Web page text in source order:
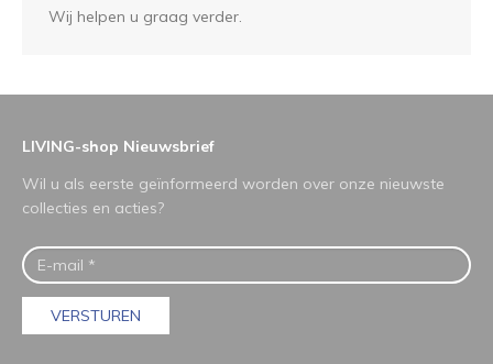
Wij helpen u graag verder.
LIVING-shop Nieuwsbrief
Wil u als eerste geïnformeerd worden over onze nieuwste
collecties en acties?
VERSTUREN